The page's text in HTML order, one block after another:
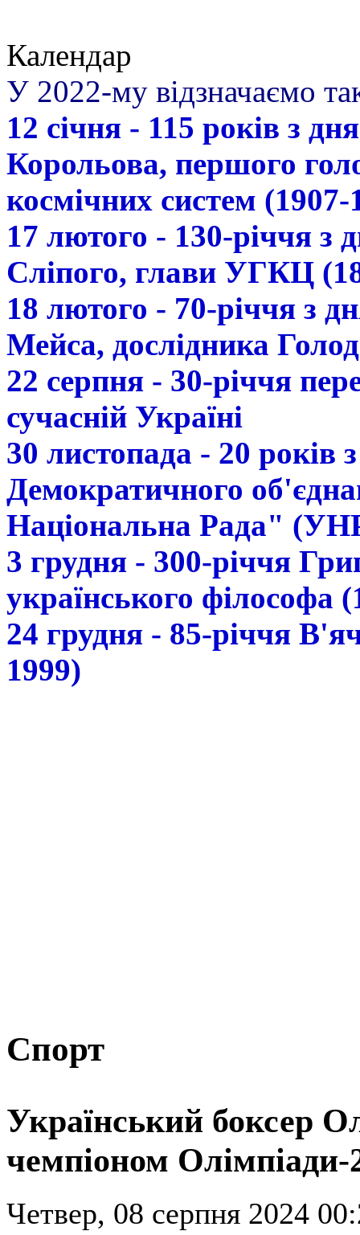
Календар
У 2022-му відзначаємо
12 січня - 115 років з
Корольова, першого
космічних систем (1907-
17 лютого - 130-річчя з
Сліпого, глави УГКЦ
18 лютого - 70-річчя з
Мейса, дослідника
22 серпня - 30-річчя
сучасній Україні
30 листопада - 20 років
Демократичного
Національна Рада"
3 грудня - 300-річчя
українського філософа
24 грудня - 85-річчя
1999)
Спорт
Український боксер
чемпіоном Олімпіади-
Четвер, 08 серпня 2024